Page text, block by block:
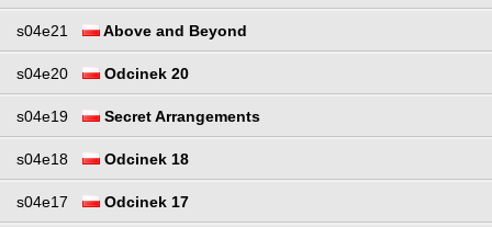
s04e21 Above and Beyond
s04e20 Odcinek 20
s04e19 Secret Arrangements
s04e18 Odcinek 18
s04e17 Odcinek 17